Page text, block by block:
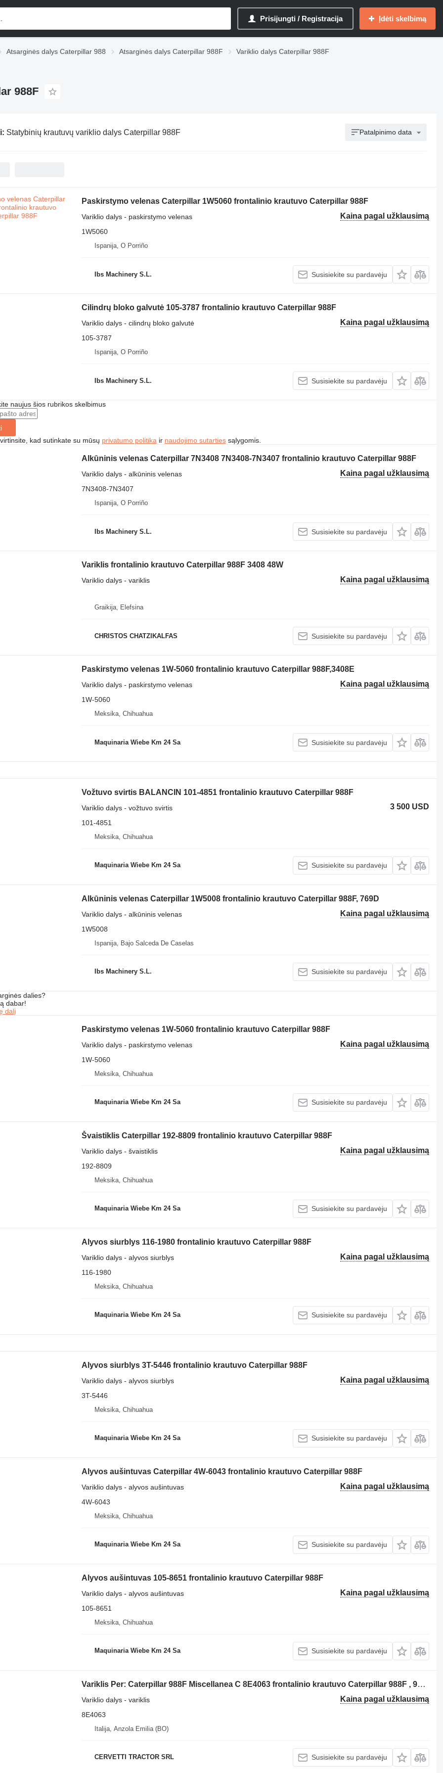
Prisijungti / Registracija Įdėti skelbimą
Atsarginės dalys Caterpillar 988 Atsarginės dalys Caterpillar 988F
Variklio dalys Caterpillar 988F
988F
Statybinių krautuvų variklio dalys Caterpillar 988F Patalpinimo data
Paskirstymo velenas Caterpillar 1W5060 frontalinio krautuvo Caterpillar 988F
Kaina pagal užklausimą
Variklio dalys - paskirstymo velenas
1W5060
Ispanija, O Porriño
Ibs Machinery S.L. Susisiekite su pardavėju
Cilindrų bloko galvutė 105-3787 frontalinio krautuvo Caterpillar 988F
Kaina pagal užklausimą
Variklio dalys - cilindrų bloko galvutė
105-3787
Ispanija, O Porriño
Ibs Machinery S.L. Susisiekite su pardavėju
naujus šios rubrikos skelbimus
kad sutinkate su mūsų privatumo politika ir naudojimo sutartiessąlygomis.
Alkūninis velenas Caterpillar 7N3408 7N3408-7N3407 frontalinio krautuvo Caterpillar 988F
Kaina pagal užklausimą
Variklio dalys - alkūninis velenas
7N3408-7N3407
Ispanija, O Porriño
Ibs Machinery S.L. Susisiekite su pardavėju
Variklis frontalinio krautuvo Caterpillar 988F 3408 48W
Kaina pagal užklausimą
Variklio dalys - variklis
Graikija, Elefsina
CHRISTOS CHATZIKALFAS Susisiekite su pardavėju
Paskirstymo velenas 1W-5060 frontalinio krautuvo Caterpillar 988F,3408E
Kaina pagal užklausimą
Variklio dalys - paskirstymo velenas
1W-5060
Meksika, Chihuahua
Maquinaria Wiebe Km 24 Sa Susisiekite su pardavėju
Vožtuvo svirtis BALANCIN 101-4851 frontalinio krautuvo Caterpillar 988F
3 500 USD
Variklio dalys - vožtuvo svirtis
101-4851
Meksika, Chihuahua
Maquinaria Wiebe Km 24 Sa Susisiekite su pardavėju
Alkūninis velenas Caterpillar 1W5008 frontalinio krautuvo Caterpillar 988F, 769D
Kaina pagal užklausimą
Variklio dalys - alkūninis velenas
1W5008
Ispanija, Bajo Salceda De Caselas
Ibs Machinery S.L. Susisiekite su pardavėju
dalies?
dabar!
dalį
Paskirstymo velenas 1W-5060 frontalinio krautuvo Caterpillar 988F
Kaina pagal užklausimą
Variklio dalys - paskirstymo velenas
1W-5060
Meksika, Chihuahua
Maquinaria Wiebe Km 24 Sa Susisiekite su pardavėju
Švaistiklis Caterpillar 192-8809 frontalinio krautuvo Caterpillar 988F
Kaina pagal užklausimą
Variklio dalys - švaistiklis
192-8809
Meksika, Chihuahua
Maquinaria Wiebe Km 24 Sa Susisiekite su pardavėju
Alyvos siurblys 116-1980 frontalinio krautuvo Caterpillar 988F
Kaina pagal užklausimą
Variklio dalys - alyvos siurblys
116-1980
Meksika, Chihuahua
Maquinaria Wiebe Km 24 Sa Susisiekite su pardavėju
Alyvos siurblys 3T-5446 frontalinio krautuvo Caterpillar 988F
Kaina pagal užklausimą
Variklio dalys - alyvos siurblys
3T-5446
Meksika, Chihuahua
Maquinaria Wiebe Km 24 Sa Susisiekite su pardavėju
Alyvos aušintuvas Caterpillar 4W-6043 frontalinio krautuvo Caterpillar 988F
Kaina pagal užklausimą
Variklio dalys - alyvos aušintuvas
4W-6043
Meksika, Chihuahua
Maquinaria Wiebe Km 24 Sa Susisiekite su pardavėju
Alyvos aušintuvas 105-8651 frontalinio krautuvo Caterpillar 988F
Kaina pagal užklausimą
Variklio dalys - alyvos aušintuvas
105-8651
Meksika, Chihuahua
Maquinaria Wiebe Km 24 Sa Susisiekite su pardavėju
Variklis Per: Caterpillar 988F Miscellanea C 8E4063 frontalinio krautuvo Caterpillar 988F , 988F, 988F II
Kaina pagal užklausimą
Variklio dalys - variklis
8E4063
Italija, Anzola Emilia (BO)
CERVETTI TRACTOR SRL Susisiekite su pardavėju